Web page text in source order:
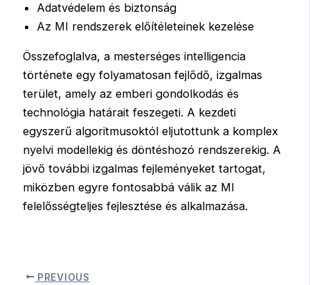
Adatvédelem és biztonság
Az MI rendszerek előítéleteinek kezelése
Összefoglalva, a mesterséges intelligencia
története egy folyamatosan fejlődő, izgalmas
terület, amely az emberi gondolkodás és
technológia határait feszegeti. A kezdeti
egyszerű algoritmusoktól eljutottunk a komplex
nyelvi modellekig és döntéshozó rendszerekig. A
jövő további izgalmas fejleményeket tartogat,
miközben egyre fontosabbá válik az MI
felelősségteljes fejlesztése és alkalmazása.
PREVIOUS